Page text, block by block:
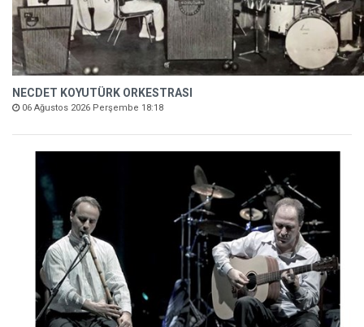
NECDET KOYUTÜRK ORKESTRASI
06 Ağustos 2026 Perşembe 18:18